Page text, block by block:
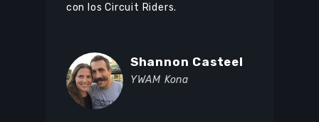
con los Circuit Riders.
Shannon Casteel
YWAM Kona